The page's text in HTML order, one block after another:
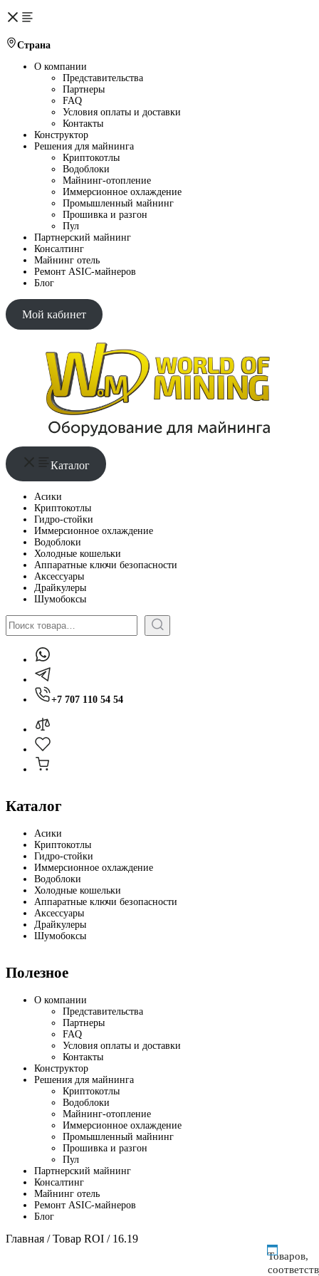
Страна
О компании
Представительства
Партнеры
FAQ
Условия оплаты и доставки
Контакты
Конструктор
Решения для майнинга
Криптокотлы
Водоблоки
Майнинг-отопление
Иммерсионное охлаждение
Промышленный майнинг
Прошивка и разгон
Пул
Партнерский майнинг
Консалтинг
Майнинг отель
Ремонт ASIC-майнеров
Блог
Мой кабинет
Каталог
Асики
Криптокотлы
Гидро-стойки
Иммерсионное охлаждение
Водоблоки
Холодные кошельки
Аппаратные ключи безопасности
Аксессуары
Драйкулеры
Шумобоксы
Поиск
+7 707 110 54 54
Каталог
Асики
Криптокотлы
Гидро-стойки
Иммерсионное охлаждение
Водоблоки
Холодные кошельки
Аппаратные ключи безопасности
Аксессуары
Драйкулеры
Шумобоксы
Полезное
О компании
Представительства
Партнеры
FAQ
Условия оплаты и доставки
Контакты
Конструктор
Решения для майнинга
Криптокотлы
Водоблоки
Майнинг-отопление
Иммерсионное охлаждение
Промышленный майнинг
Прошивка и разгон
Пул
Партнерский майнинг
Консалтинг
Майнинг отель
Ремонт ASIC-майнеров
Блог
Главная / Товар ROI / 16.19
Товаров,